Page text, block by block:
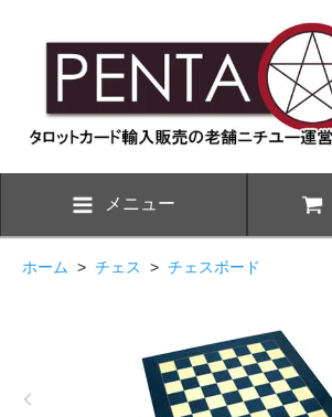
メニュー
ホーム > チェス > チェスボード